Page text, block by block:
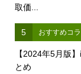
取価...
5 おすすめコ
【2024年5月版
とめ